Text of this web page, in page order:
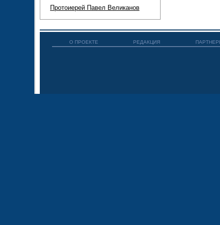
Протоиерей Павел Великанов
О ПРОЕКТЕ РЕДАКЦИЯ